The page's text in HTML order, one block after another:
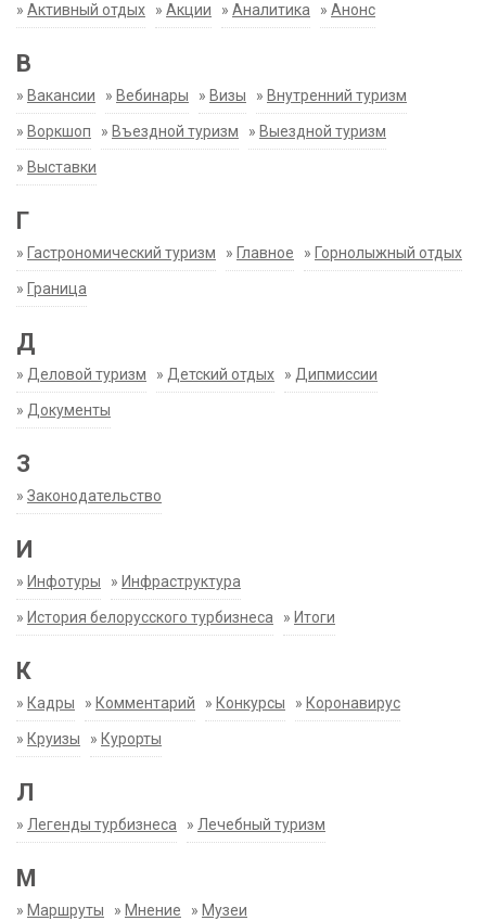
» Активный отдых » Акции » Аналитика » Анонс
В
» Вакансии » Вебинары » Визы » Внутренний туризм
» Воркшоп » Въездной туризм » Выездной туризм
» Выставки
Г
» Гастрономический туризм » Главное » Горнолыжный отдых
» Граница
Д
» Деловой туризм » Детский отдых » Дипмиссии
» Документы
З
» Законодательство
И
» Инфотуры » Инфраструктура
» История белорусского турбизнеса » Итоги
К
» Кадры » Комментарий » Конкурсы » Коронавирус
» Круизы » Курорты
Л
» Легенды турбизнеса » Лечебный туризм
М
» Маршруты » Мнение » Музеи